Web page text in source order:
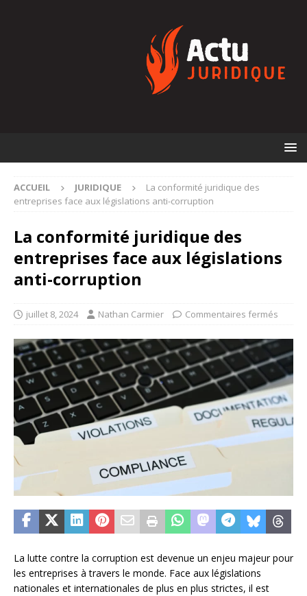
ACCUEIL JURIDIQUE
La conformité juridique des
entreprises face aux législations anti-corruption
La conformité juridique des
entreprises face aux législations
anti-corruption
juillet 8, 2024 Nathan Carmier Commentaires fermés
La lutte contre la corruption est devenue un enjeu majeur pour
les entreprises à travers le monde. Face aux législations
nationales et internationales de plus en plus strictes, il est